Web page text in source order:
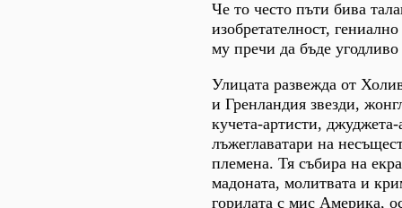
Че то често пъти бива
изобретателност,
му пречи да бъде
Улицата развежда от
и Гренландия звезди,
кучета-артисти, джуджета-
лъжеглаватари на
племена. Тя събира на
мадоната, молитвата и
горилата с мис Америка,